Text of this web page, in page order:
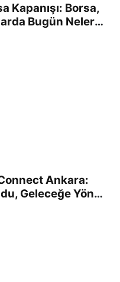
Kapanışı: Borsa,
Bugün Neler
Ankara:
Geleceğe Yön